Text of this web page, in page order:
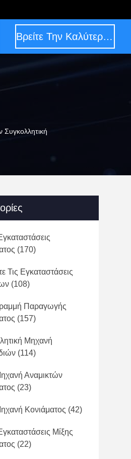
Βρείτε Την Καλύτερη Τιμή
(170)
Τις Εγκαταστάσεις
(108)
Παραγωγής
(157)
Μηχανή
(114)
Αναμικτών
(23)
Κονιάματος (42)
Μίξης
(22)